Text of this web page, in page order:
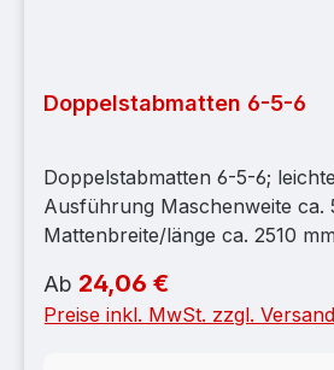
Doppelstabmatten 6-5-6
Doppelstabmatten 6-5-6; leichte
Ausführung Maschenweite ca.
Mattenbreite/länge ca. 2510
ca. 25 mm Überstand
Regulärer Preis:
Ab 24,06 €
Preise inkl. MwSt. zzgl.